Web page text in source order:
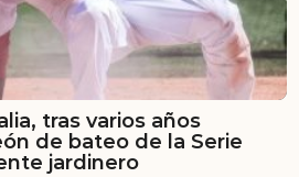
tras varios años
de bateo de la Serie
jardinero